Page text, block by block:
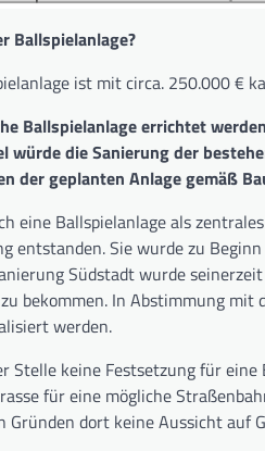
Ballspielanlage?
ist mit circa. 250.000 €
Ballspielanlage errichtet
würde die Sanierung der
der geplanten Anlage gemäß
eine Ballspielanlage als
entstanden. Sie wurde zu
Südstadt wurde
bekommen. In Abstimmung
werden.
Stelle keine Festsetzung für
für eine mögliche
dort keine Aussicht auf